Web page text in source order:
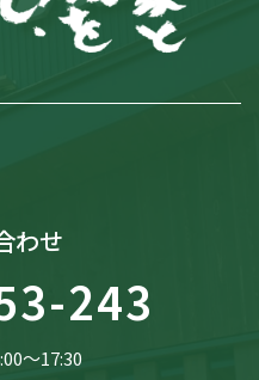
わせ
243
〜17:30